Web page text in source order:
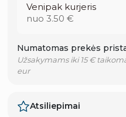
Venipak kurjeris
nuo 3.50 €
Numatomas prekės
Užsakymams iki 15 €
eur
Atsiliepimai